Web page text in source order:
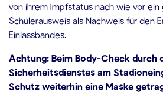
von ihrem Impfstatus nach wie vor ein
Schülerausweis als Nachweis für den
Einlassbandes.
Achtung: Beim Body-Check durch
Sicherheitsdienstes am
Schutz weiterhin eine Maske